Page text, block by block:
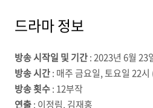
드라마 정보
방송 시작일 및 기간: 2023년 6월 23
방송 시간: 매주 금요일, 토요일 22시
방송 횟수: 12부작
연출: 이정림, 김재홍